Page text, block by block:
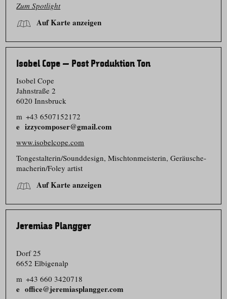
Zum Spotlight
Auf Karte anzeigen
Isobel Cope – Post Produktion Ton
Isobel Cope
Jahnstraße 2
6020 Innsbruck
m +43 6507152172
izzycomposer@gmail.com
www.isobelcope.com
Tongestalterin/​Sounddesign, Mischton­meisterin, Geräusche­
macherin/​Foley artist
Auf Karte anzeigen
Jeremias Plangger
Dorf 25
6652 Elbigenalp
m +43 660 3420718
office@jeremiasplangger.com